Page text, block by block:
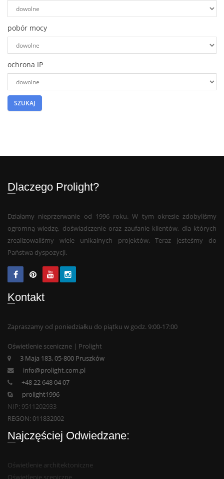
pobór mocy
ochrona IP
Dlaczego Prolight?
Działamy nieprzerwanie od 1996 roku. W tym okresie zdobyliśmy
ogromną wiedzę, doświadczenie oraz zaufanie klientów, dla których
zrealizowaliśmy wiele unikalnych projektów. Teraz jesteśmy do
Państwa dyspozycji.
Kontakt
Zapraszamy od poniedziałku do piątku w godz. 9:00-17:00
Oświetlenie sceniczne | Prolight
3 Maja 183, 05-800 Pruszków
info@prolight.com.pl
+48 22 648 04 07
prolight1996
NIP: 9511202933
REGON: 011832002
Najczęściej Odwiedzane:
Oświetlenie architektoniczne